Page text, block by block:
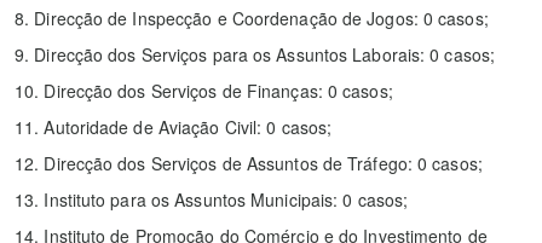
8. Direcção de Inspecção e Coordenação de Jogos: 0 casos;
9. Direcção dos Serviços para os Assuntos Laborais: 0 casos;
10. Direcção dos Serviços de Finanças: 0 casos;
11. Autoridade de Aviação Civil: 0 casos;
12. Direcção dos Serviços de Assuntos de Tráfego: 0 casos;
13. Instituto para os Assuntos Municipais: 0 casos;
14. Instituto de Promoção do Comércio e do Investimento de